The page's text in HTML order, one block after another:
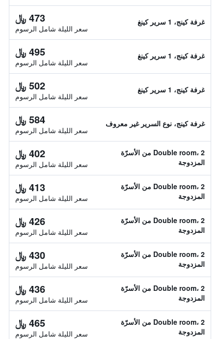
غرفة كينج، 1 سرير كينغ 473 ﷼
سعر الليلة شامل الرسوم
غرفة كينج، 1 سرير كينغ 495 ﷼
سعر الليلة شامل الرسوم
غرفة كينج، 1 سرير كينغ 502 ﷼
سعر الليلة شامل الرسوم
غرفة كينج، نوع السرير غير معروف 584 ﷼
سعر الليلة شامل الرسوم
Double room، 2 من الأسرّة
المزدوجة
402 ﷼
سعر الليلة شامل الرسوم
Double room، 2 من الأسرّة
المزدوجة
413 ﷼
سعر الليلة شامل الرسوم
Double room، 2 من الأسرّة
المزدوجة
426 ﷼
سعر الليلة شامل الرسوم
Double room، 2 من الأسرّة
المزدوجة
430 ﷼
سعر الليلة شامل الرسوم
Double room، 2 من الأسرّة
المزدوجة
436 ﷼
سعر الليلة شامل الرسوم
Double room، 2 من الأسرّة
المزدوجة
465 ﷼
سعر الليلة شامل الرسوم